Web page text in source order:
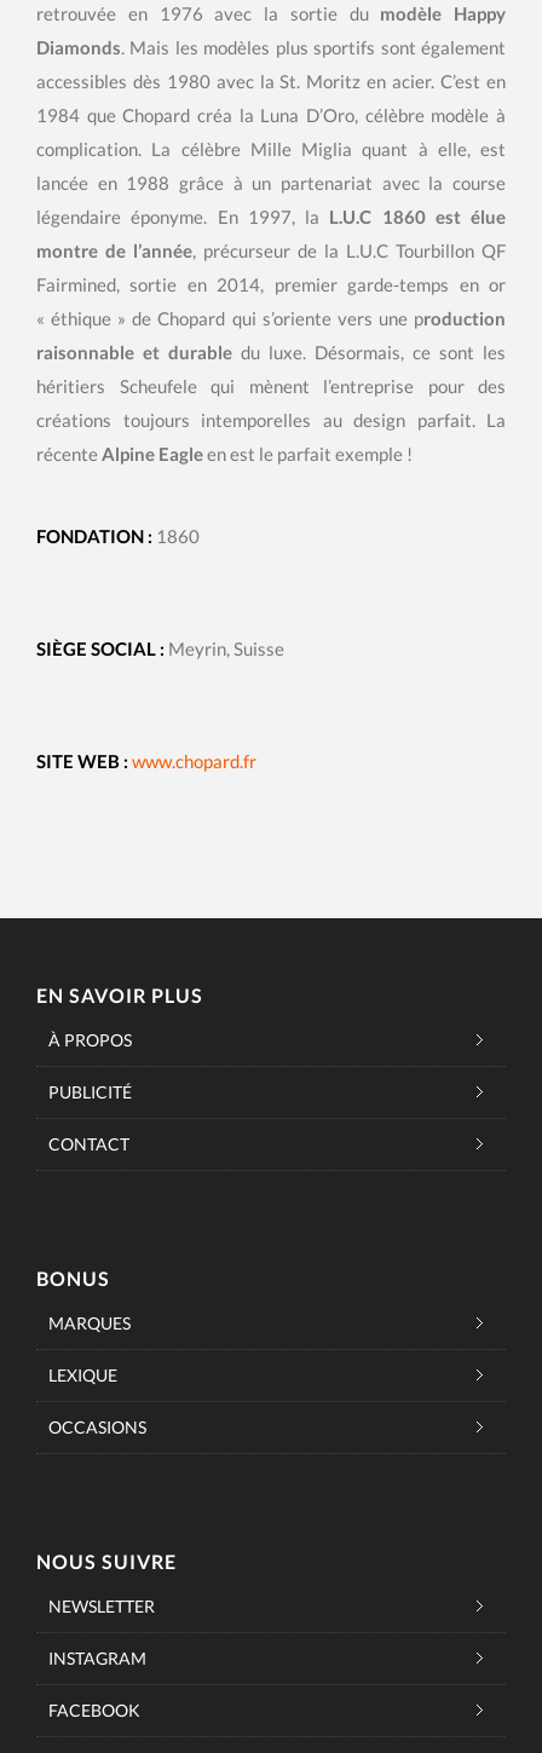
retrouvée en 1976 avec la sortie du modèle Happy
Diamonds. Mais les modèles plus sportifs sont également
accessibles dès 1980 avec la St. Moritz en acier. C’est en
1984 que Chopard créa la Luna D’Oro, célèbre modèle à
complication. La célèbre Mille Miglia quant à elle, est
lancée en 1988 grâce à un partenariat avec la course
légendaire éponyme. En 1997, la L.U.C 1860 est élue
montre de l’année, précurseur de la L.U.C Tourbillon QF
Fairmined, sortie en 2014, premier garde-temps en or
« éthique » de Chopard qui s’oriente vers une production
raisonnable et durable du luxe. Désormais, ce sont les
héritiers Scheufele qui mènent l’entreprise pour des
créations toujours intemporelles au design parfait. La
récenteAlpine Eagleen est le parfait exemple !
FONDATION : 1860
SIÈGE SOCIAL : Meyrin, Suisse
SITE WEB : www.chopard.fr
EN SAVOIR PLUS
À PROPOS
PUBLICITÉ
CONTACT
BONUS
MARQUES
LEXIQUE
OCCASIONS
NOUS SUIVRE
NEWSLETTER
INSTAGRAM
FACEBOOK